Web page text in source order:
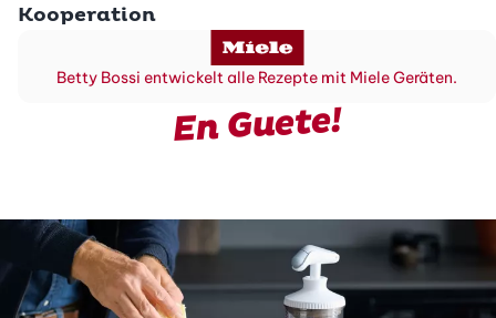
Kooperation
Betty Bossi entwickelt alle Rezepte mit Miele Geräten.
En Guete!